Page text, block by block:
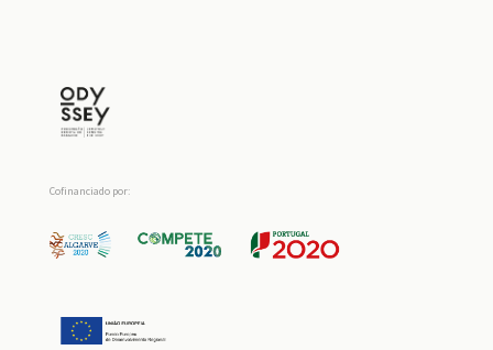
Cofinanciado por: